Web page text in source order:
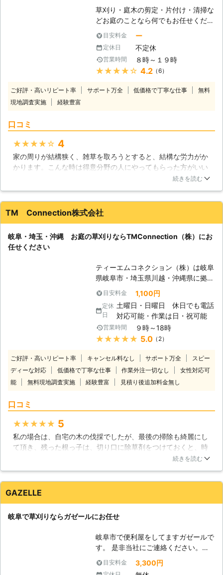
う。皆さんの中には雑草が生える度に
手で引っこ抜き、捨てている人も多い
かと思いますが、雑草の中にはすぐに
生えてくるものもあるので注意が必要
です。当社の提供する草刈りサービス
では、知識を活かして丁寧に雑草を刈
り取ることができます。
草刈り・庭木の剪定・片付け・清掃な
どお庭のことなら何でもお任せくださ
い。「便利屋 アットホーム原村」で
は、完全地域密着で対応しておりま
す。経験豊富なスタッフが、皆様のご
要望に沿い迅速・丁寧な作業をいたし
ます。ご依頼いただくお客様すべてに
スを高品質と低価格でお届けしており
伸びる時期を見定め、タイミングよく
草刈をすることにより、草ボウボウに
見えず緑を楽しむことができます。お
ていただきます。長野県を中心に、草
刈りをお考えの方は、ぜひ当社にご用
やご自宅周辺は印象を良く見せるため
伸びてしまえば景観が損なわれてしま
います。特に梅雨時期から夏にかけて
は雑草の生長が早まりやすい時期なの
で、こまめな手入れを行う必要があり
ます。しかし、草刈りは重労働な作業
でもあり、面積が広いほど時間も手間
もかかってしまいます。また、お年寄
りや身体の不自由な方は雑草の手入れ
が困難です。雑草を放置することで考
えられるトラブルは「庭の環境悪化」
「害虫の発生」が1番に考えられま
す。庭の環境悪化は見た目はもちろん
うので、やはり雑草の自生を放ってお
くことは良くありません。もし、庭が
荒れた状態になってしまい手が付けら
れない場合や、事情がありお手入れが
困難な場合はご遠慮なく弊社までご相
のご自宅へ駆けつけ、草刈りに対応さ
せていただきます。また、お庭だけで
相談ください。
目安料金 ー
定休日 不定休
営業時間 ８時～１９時
★★★★★ 4.2 （6）
ご好評・高いリピート率 サポート万全 低価格で丁寧な仕事
無料
現地調査実施
経験豊富
口コミ
★★★★★ 4
家の周りが結構狭く、雑草を取ろうとすると、結構な労力がか
かります。こんな時は得意分野の人にやってもらった方がいい
と便利屋アットホーム原村さんに連絡しました。範囲が狭くそ
ました。担当スタッフの方は仕事をてきぱきとやっていてとて
も印象の良い方でした。仕上がりはとても綺麗で、また伸びて
長野県 諏訪郡原村
続きを読む
TM Connection株式会社
岐阜・埼玉・沖縄 お庭の草刈りならTMConnection（株）にお
任せください
ティーエムコネクション（株）は岐阜
県岐阜市・埼玉県川越・沖縄県に拠点
を構え、お庭の草刈り業務に対応して
おります。関東エリアは安心の女性ス
タッフにて対応いたします。 草刈り
は手間と時間の掛かる作業ですので
「自分では対応できない」という方も
いるかと思います。 そのようなとき
いるティーエムコネクションにお任せ
してみてはいかがでしょうか。 ●草
刈り作業はティーエムコネクション
自分でもできてしまう作業です。 し
重労働な作業で面倒くさいですよね。
夏の暑い時期や広範囲での草刈りとな
ると辛いものがあると思いますので、
ております。 草刈り後の雑草の後処
作業なら当社にお任せください。 ●
現地調査をしっかりとおこないお見積
りを提示いたします！ 草刈り業務は
現場の状況によって金額も変わってき
目安料金 1,100円
定休
日
土曜日・日曜日 休日でも電話
対応可能・作業は日・祝可能
営業時間 ９時～18時
★★★★★ 5.0（2）
ご好評・高いリピート率 キャンセル料なし サポート万全
スピー
ディーな対応
低価格で丁寧な仕事 作業外注一切なし
女性対応可
能
無料現地調査実施 経験豊富 見積り後追加料金無し
口コミ
★★★★★ 5
私の場合は、自宅の木の伐採でしたが、最後の掃除も綺麗にし
て頂き、残った根っ子は、切り口に除草剤をつけておくと、時
期枯れて根までなくなると、非常に詳しくわかりやすく説明し
岐阜県 加茂郡川辺町
続きを読む
GAZELLE
岐阜で草刈りならガゼールにお任せ
岐阜市で便利屋をしてますガゼールで
す。 是非当社にご連絡ください。即
対応させていただきます。 また、サ
ービス内容は下記の感じになっており
目安料金 3,300円